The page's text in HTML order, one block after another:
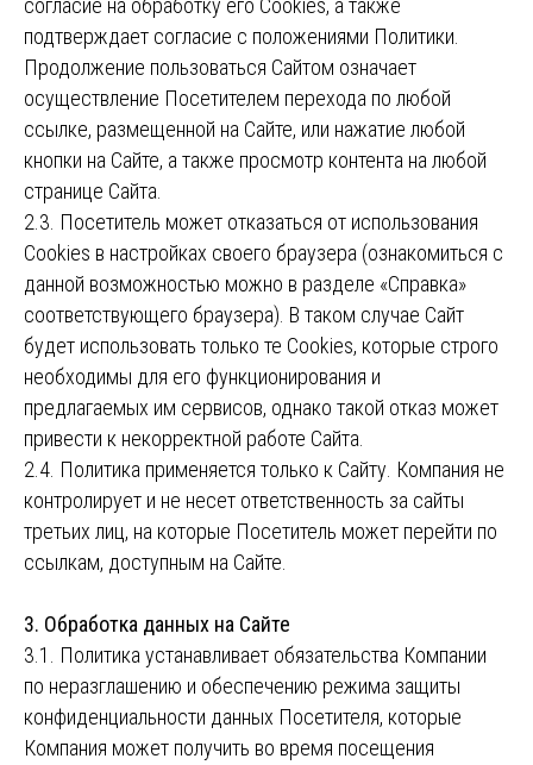
согласие на обработку его Сookies, а также
подтверждает согласие с положениями Политики.
Продолжение пользоваться Сайтом означает
осуществление Посетителем перехода по любой
ссылке, размещенной на Сайте, или нажатие любой
кнопки на Сайте, а также просмотр контента на любой
странице Сайта.
2.3. Посетитель может отказаться от использования
Сookies в настройках своего браузера (ознакомиться с
данной возможностью можно в разделе «Справка»
соответствующего браузера). В таком случае Сайт
будет использовать только те Cookies, которые строго
необходимы для его функционирования и
предлагаемых им сервисов, однако такой отказ может
привести к некорректной работе Сайта.
2.4. Политика применяется только к Сайту. Компания не
контролирует и не несет ответственность за сайты
третьих лиц, на которые Посетитель может перейти по
ссылкам, доступным на Сайте.
3. Обработка данных на Сайте
3.1. Политика устанавливает обязательства Компании
по неразглашению и обеспечению режима защиты
конфиденциальности данных Посетителя, которые
Компания может получить во время посещения